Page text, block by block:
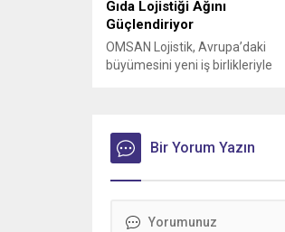
Gıda Lojistiği Ağını
Güçlendiriyor
OMSAN Lojistik, Avrupa’daki
büyümesini yeni iş birlikleriyle
Bir Yorum Yazın